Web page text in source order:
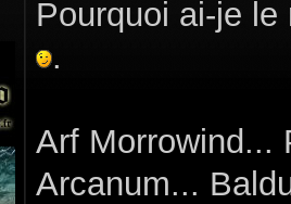
Pourquoi ai-je
.
Arf Morrowind...
Arcanum...